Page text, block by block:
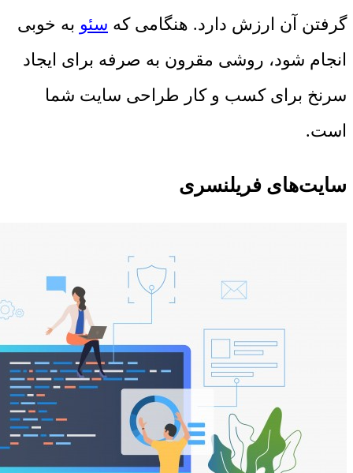
گرفتن آن ارزش دارد. هنگامی که سئو به خوبی
انجام شود، روشی مقرون به صرفه برای ایجاد
سرنخ برای کسب و کار طراحی سایت شما
است.
سایت‌های فریلنسری